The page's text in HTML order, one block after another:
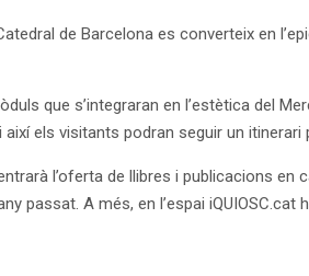
de Barcelona es converteix en
que s’integraran en l’estètica del
els visitants podran seguir un itinerari
l’oferta de llibres i publicacions
passat. A més, en l’espai